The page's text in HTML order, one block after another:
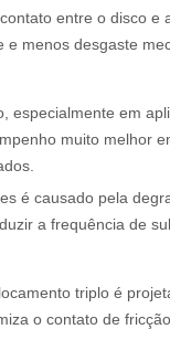
entre o disco e
menos desgaste
especialmente em
muito melhor
é causado pela
a frequência de
triplo é
o contato de